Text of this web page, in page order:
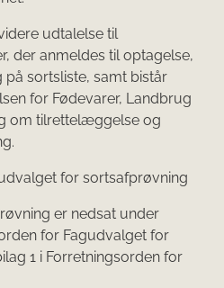
udtalelse til
der anmeldes til optagelse,
sortsliste, samt bistår
for Fødevarer, Landbrug
om tilrettelæggelse og
for sortsafprøvning
er nedsat under
for Fagudvalget for
1 i Forretningsorden for